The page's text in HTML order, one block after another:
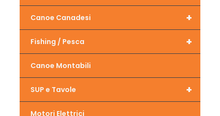
+
Canoe Canadesi
+
Fishing / Pesca
Canoe Montabili
+
SUP e Tavole
Motori Elettrici